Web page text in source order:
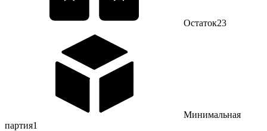
Остаток23
Минимальная
партия1